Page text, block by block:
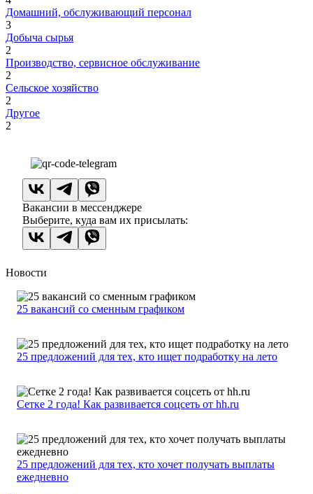
Домашний, обслуживающий персонал
3
Добыча сырья
2
Производство, сервисное обслуживание
2
Сельское хозяйство
2
Другое
2
Вакансии в мессенджере
Выберите, куда вам их присылать:
Новости
25 вакансий со сменным графиком
25 предложений для тех, кто ищет подработку на лето
Сетке 2 года! Как развивается соцсеть от hh.ru
25 предложений для тех, кто хочет получать выплаты
ежедневно